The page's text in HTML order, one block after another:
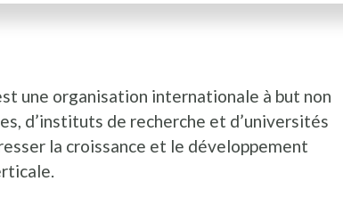
une organisation internationale à but non
d’instituts de recherche et d’universités
la croissance et le développement